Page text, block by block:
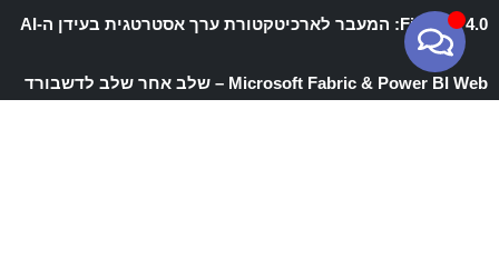
Finance 4.0: המעבר לארכיטקטורת ערך אסטרטגית בעידן ה-AI
Microsoft Fabric & Power BI Web – שלב אחר שלב לדשבורד